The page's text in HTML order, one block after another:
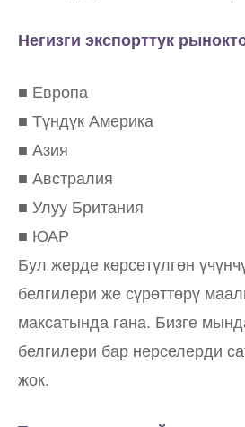
Негизги экспорттук
■ Европа
■ Түндүк Америка
■ Азия
■ Австралия
■ Улуу Британия
■ ЮАР
Бул жерде көрсөтүлгөн
белгилери же сүрөттөрү
максатында гана. Бизге
белгилери бар нерселерди
жок.